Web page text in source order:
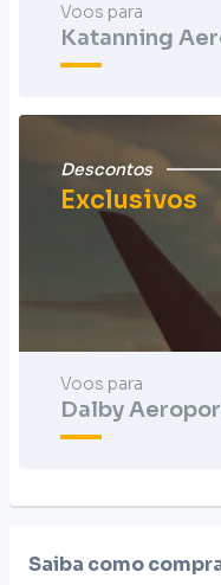
Voos para
Katanning
Descontos
Exclusivos
Voos para
Dalby
Saiba como